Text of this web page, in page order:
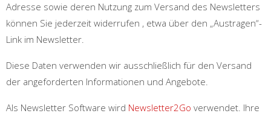
Adresse sowie deren Nutzung zum Versand des Newsletters
können Sie jederzeit widerrufen , etwa über den „Austragen“-
Link im Newsletter.
Diese Daten verwenden wir ausschließlich für den Versand
der angeforderten Informationen und Angebote.
Als Newsletter Software wird Newsletter2Go verwendet. Ihre